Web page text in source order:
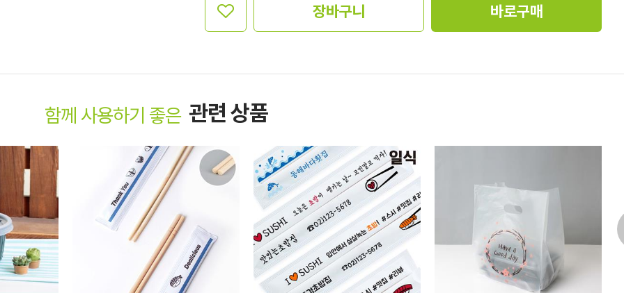
장바구니 바로구매
함께 사용하기 좋은 관련 상품